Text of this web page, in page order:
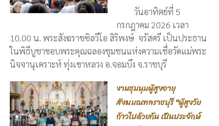
วันอาทิตย์ที่ 5
กรกฎาคม 2026 เวลา
10.00 น. พระสังฆราชซิลวีโอ สิริพงษ์ จรัสศรี เป็นประธาน
ในพิธีบูชาขอบพระคุณฉลองชุมชนแห่งความเชื่อวัดแม่พระ
นิจจานุเคราะห์ ทุ่งเขาหลวง อ.จอมบึง จ.ราชบุรี
งานชุมนุมผู้สูงอายุ
สังฆมณฑลราชบุรี "ผู้สูงวัย
ก้าวไปด้วยกัน เป็นประจักษ์